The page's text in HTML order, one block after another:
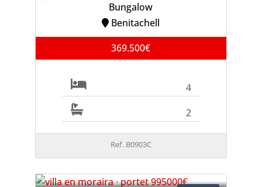
Bungalow
Benitachell
369.500€
4
2
Ref. B0903C